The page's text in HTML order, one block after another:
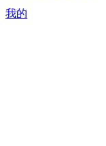
我的